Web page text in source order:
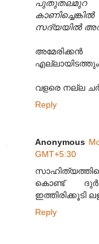
പുതുതലമുറ
സദ്യയിൽ
അമേരിക്കന്‍
വളരെ നല്ല
Reply
Anonymous
GMT+5:30
കൊണ്ട്
ഇത്തിരിക്കൂടി
Reply